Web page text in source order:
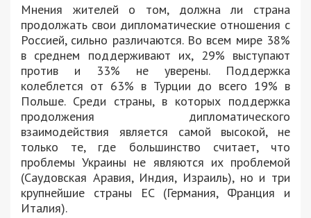
Мнения жителей о том, должна ли страна
продолжать свои дипломатические отношения с
Россией, сильно различаются. Во всем мире 38%
в среднем поддерживают их, 29% выступают
против и 33% не уверены. Поддержка
колеблется от 63% в Турции до всего 19% в
Польше. Среди страны, в которых поддержка
продолжения дипломатического
взаимодействия является самой высокой, не
только те, где большинство считает, что
проблемы Украины не являются их проблемой
(Саудовская Аравия, Индия, Израиль), но и три
крупнейшие страны ЕС (Германия, Франция и
Италия).